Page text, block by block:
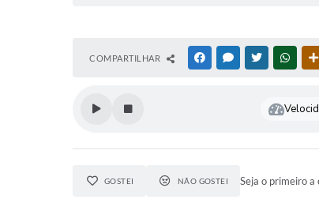
COMPARTILHAR FACEBOOKMESSENGER
TWITTER
GOSTEI NÃO GOSTEI Seja o primeiro